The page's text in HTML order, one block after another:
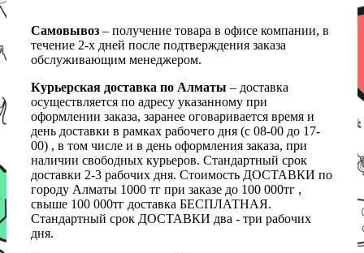
Самовывоз – получение товара в офисе компании, в
течение 2-х дней после подтверждения заказа
обслуживающим менеджером.
Курьерская доставка по Алматы – доставка
осуществляется по адресу указанному при
оформлении заказа, заранее оговаривается время и
день доставки в рамках рабочего дня (с 08-00 до 17-
00) , в том числе и в день оформления заказа, при
наличии свободных курьеров. Стандартный срок
доставки 2-3 рабочих дня. Стоимость ДОСТАВКИ по
городу Алматы 1000 тг при заказе до 100 000тг ,
свыше 100 000тг доставка БЕСПЛАТНАЯ.
Стандартный срок ДОСТАВКИ два - три рабочих
дня.